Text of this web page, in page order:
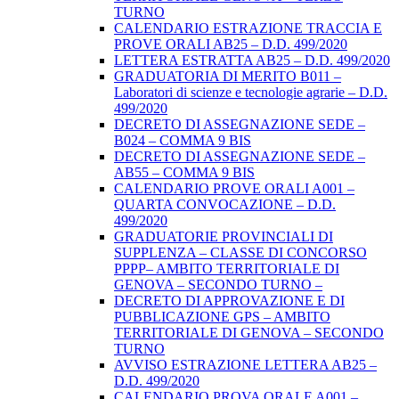
TURNO
CALENDARIO ESTRAZIONE TRACCIA E
PROVE ORALI AB25 – D.D. 499/2020
LETTERA ESTRATTA AB25 – D.D. 499/2020
GRADUATORIA DI MERITO B011 –
Laboratori di scienze e tecnologie agrarie – D.D.
499/2020
DECRETO DI ASSEGNAZIONE SEDE –
B024 – COMMA 9 BIS
DECRETO DI ASSEGNAZIONE SEDE –
AB55 – COMMA 9 BIS
CALENDARIO PROVE ORALI A001 –
QUARTA CONVOCAZIONE – D.D.
499/2020
GRADUATORIE PROVINCIALI DI
SUPPLENZA – CLASSE DI CONCORSO
PPPP– AMBITO TERRITORIALE DI
GENOVA – SECONDO TURNO –
DECRETO DI APPROVAZIONE E DI
PUBBLICAZIONE GPS – AMBITO
TERRITORIALE DI GENOVA – SECONDO
TURNO
AVVISO ESTRAZIONE LETTERA AB25 –
D.D. 499/2020